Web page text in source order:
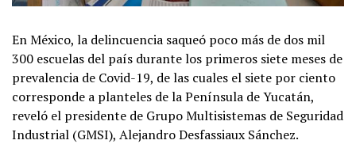
En México, la delincuencia saqueó poco más de dos mil
300 escuelas del país durante los primeros siete meses de
prevalencia de Covid-19, de las cuales el siete por ciento
corresponde a planteles de la Península de Yucatán,
reveló el presidente de Grupo Multisistemas de Seguridad
Industrial (GMSI), Alejandro Desfassiaux Sánchez.